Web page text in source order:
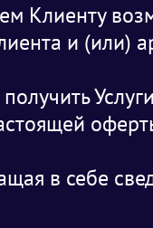
Клиенту
и (или)
в себе